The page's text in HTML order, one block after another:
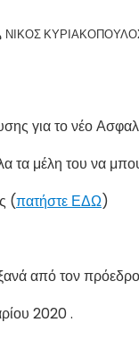
ΝΙΚΟΣ
για το νέο
τα μέλη του να
(πατήστε ΕΔΩ)
από τον
2020 .